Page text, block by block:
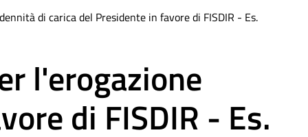
di carica del Presidente in favore di FISDIR - Es.
l'erogazione
di FISDIR - Es.